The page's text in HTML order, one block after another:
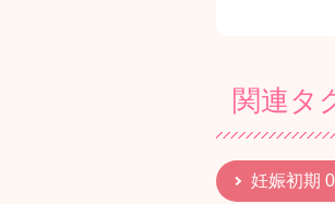
関連タ
妊娠初期